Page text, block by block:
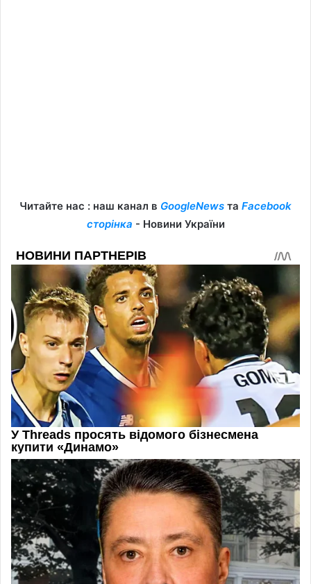
Читайте нас : наш канал в GoogleNews та Facebook
сторінка - Новини України